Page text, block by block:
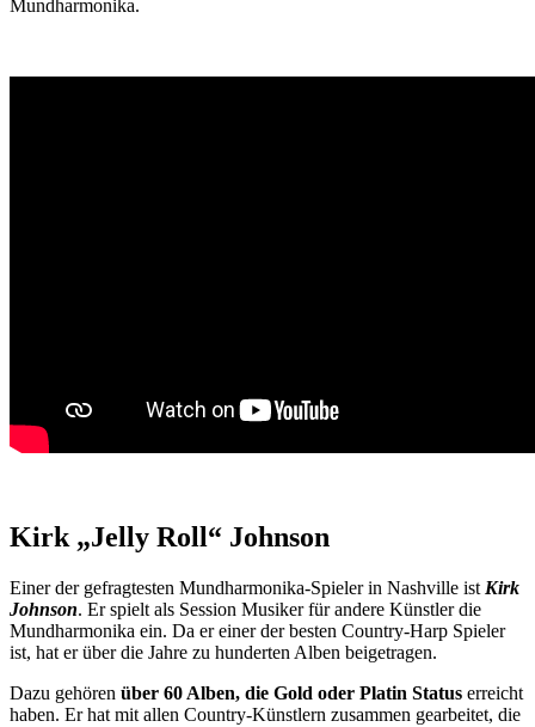
Mundharmonika.
Kirk „Jelly Roll“ Johnson
Einer der gefragtesten Mundharmonika-Spieler in Nashville ist Kirk
Johnson. Er spielt als Session Musiker für andere Künstler die
Mundharmonika ein. Da er einer der besten Country-Harp Spieler
ist, hat er über die Jahre zu hunderten Alben beigetragen.
Dazu gehören über 60 Alben, die Gold oder Platin Status erreicht
haben. Er hat mit allen Country-Künstlern zusammen gearbeitet, die